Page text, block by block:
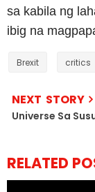
sa kabila ng
ibig na
Brexit critics
NEXT STORY
Universe Sa
RELATED